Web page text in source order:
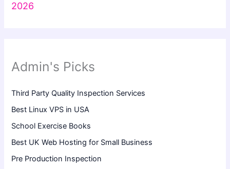
2026
Admin's Picks
Third Party Quality Inspection Services
Best Linux VPS in USA
School Exercise Books
Best UK Web Hosting for Small Business
Pre Production Inspection